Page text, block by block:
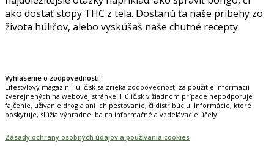
ako dostať stopy THC z tela. Dostanú ťa naše príbehy zo
života húličov, alebo vyskúšaš naše chutné recepty.
Vyhlásenie o zodpovednosti:
Lifestylový magazín Húlič.sk sa zrieka zodpovednosti za použitie informácií
zverejnených na webovej stránke. Húlič.sk v žiadnom prípade nepodporuje
fajčenie, užívanie drog a ani ich pestovanie, či distribúciu. Informácie, ktoré
poskytuje, slúžia výhradne iba na informačné a vzdelávacie účely.
Zásady ochrany osobných údajov a používania cookies